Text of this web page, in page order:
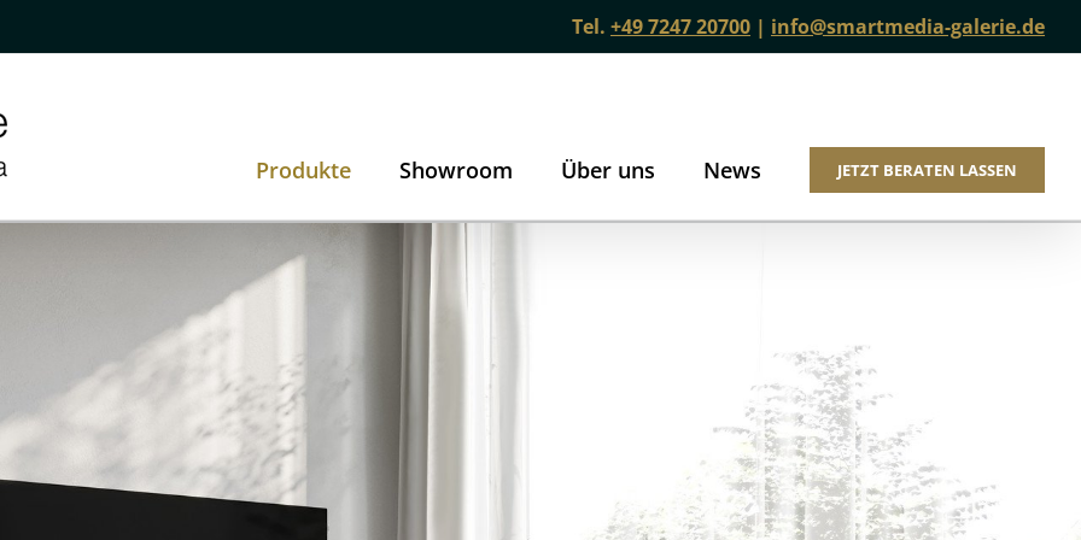
Tel. +49 7247 20700 | info@smartmedia-galerie.de
Produkte Showroom Über uns News JETZT BERATEN LASSEN